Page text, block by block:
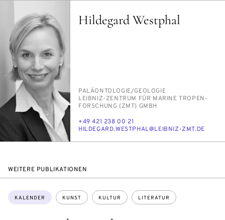
Hildegard Westphal
PERSON_RESEARCH_SUBJECT
PA­LÄ­ON­TO­LO­GIE/​GEO­LO­GIE
INSTITUTION
LEIB­NIZ-ZEN­TRUM FÜR MA­RI­NE TRO­PEN­
FOR­SCHUNG (ZMT) GMBH
TELEFON
+49 421 238 00 21
E-
HIL­DE­GARD.WEST­PHAL@LEIB­NIZ-ZMT.DE
WEITERE PUBLIKATIONEN
Themen:
KALENDER KUNST KULTUR LITERATUR